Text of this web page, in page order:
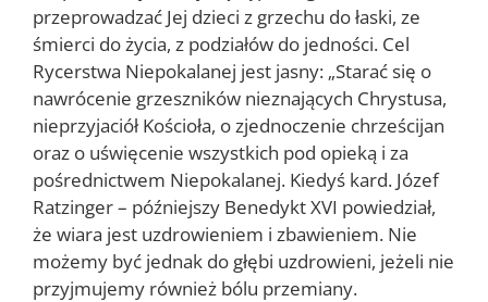
przeprowadzać Jej dzieci z grzechu do łaski, ze
śmierci do życia, z podziałów do jedności. Cel
Rycerstwa Niepokalanej jest jasny: „Starać się o
nawrócenie grzeszników nieznających Chrystusa,
nieprzyjaciół Kościoła, o zjednoczenie chrześcijan
oraz o uświęcenie wszystkich pod opieką i za
pośrednictwem Niepokalanej. Kiedyś kard. Józef
Ratzinger – późniejszy Benedykt XVI powiedział,
że wiara jest uzdrowieniem i zbawieniem. Nie
możemy być jednak do głębi uzdrowieni, jeżeli nie
przyjmujemy również bólu przemiany.